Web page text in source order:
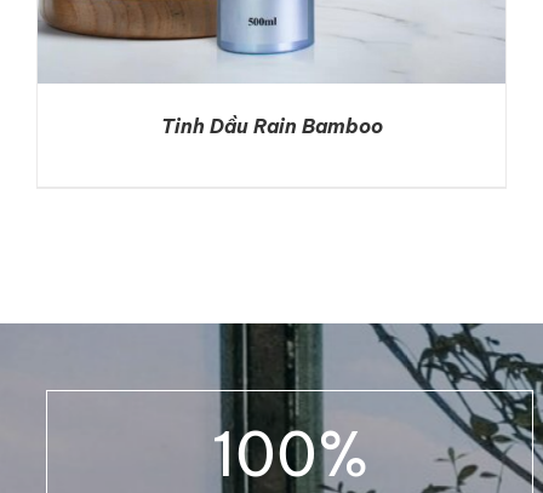
Tinh Dầu Rain Bamboo
100%